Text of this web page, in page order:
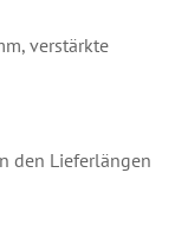
verstärkte
den Lieferlängen